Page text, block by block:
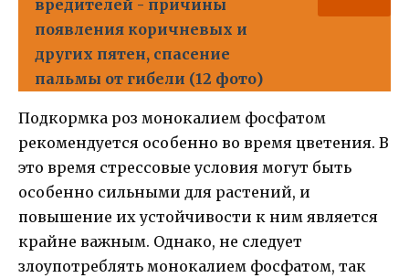
вредителей - причины
появления коричневых и
других пятен, спасение
пальмы от гибели (12 фото)
Подкормка роз монокалием фосфатом
рекомендуется особенно во время цветения. В
это время стрессовые условия могут быть
особенно сильными для растений, и
повышение их устойчивости к ним является
крайне важным. Однако, не следует
злоупотреблять монокалием фосфатом, так